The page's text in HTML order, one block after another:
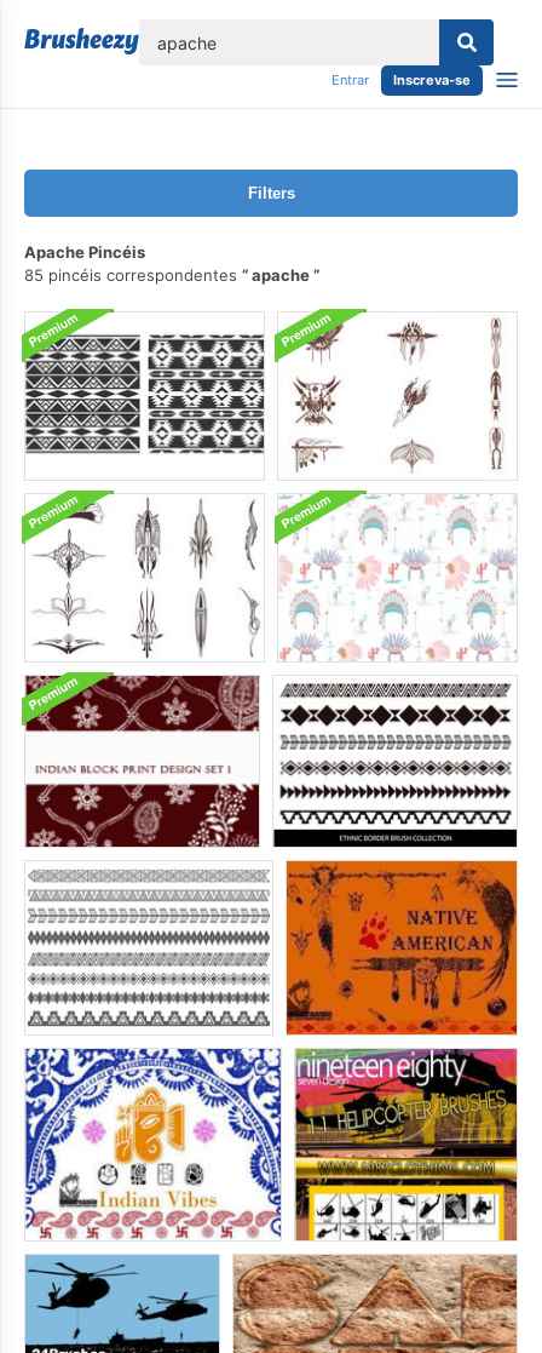
Entrar Inscreva-se
Filters
Apache Pincéis
85 pincéis correspondentes
apache